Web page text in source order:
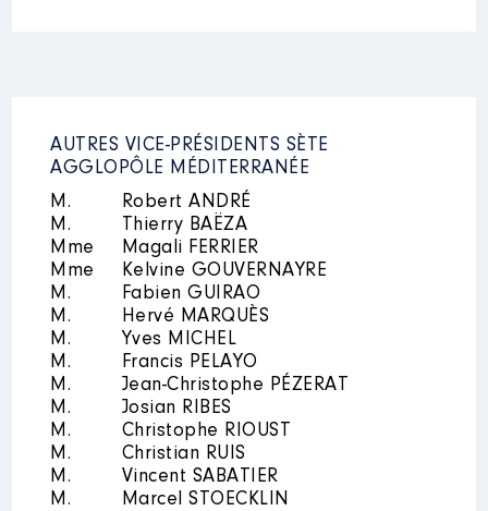
AUTRES VICE-PRÉSIDENTS SÈTE
AGGLOPÔLE MÉDITERRANÉE
M.
Robert ANDRÉ
M.
Thierry BAËZA
Mme
Magali FERRIER
Mme
Kelvine GOUVERNAYRE
M.
Fabien GUIRAO
M.
Hervé MARQUÈS
M.
Yves MICHEL
M.
Francis PELAYO
M.
Jean-Christophe PÉZERAT
M.
Josian RIBES
M.
Christophe RIOUST
M.
Christian RUIS
M.
Vincent SABATIER
M.
Marcel STOECKLIN